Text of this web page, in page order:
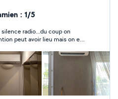
: 1/5
radio...du coup on
peut avoir lieu mais on est